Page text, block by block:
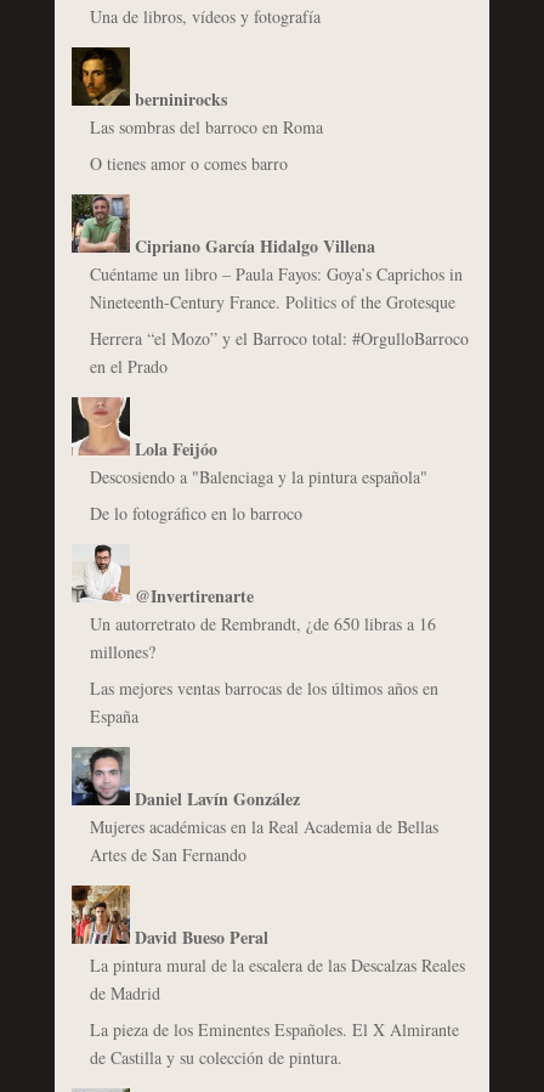
Una de libros, vídeos y fotografía
berninirocks
Las sombras del barroco en Roma
O tienes amor o comes barro
Cipriano García Hidalgo Villena
Cuéntame un libro – Paula Fayos: Goya’s Caprichos in
Nineteenth-Century France. Politics of the Grotesque
Herrera “el Mozo” y el Barroco total: #OrgulloBarroco
en el Prado
Lola Feijóo
Descosiendo a "Balenciaga y la pintura española"
De lo fotográfico en lo barroco
@Invertirenarte
Un autorretrato de Rembrandt, ¿de 650 libras a 16
millones?
Las mejores ventas barrocas de los últimos años en
España
Daniel Lavín González
Mujeres académicas en la Real Academia de Bellas
Artes de San Fernando
David Bueso Peral
La pintura mural de la escalera de las Descalzas Reales
de Madrid
La pieza de los Eminentes Españoles. El X Almirante
de Castilla y su colección de pintura.